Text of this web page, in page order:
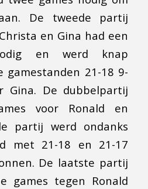
De tweede partij
en Gina had een
en werd knap
gamestanden 21-18 9-
Gina. De dubbelpartij
voor Ronald en
partij werd ondanks
met 21-18 en 21-17
De laatste partij
games tegen Ronald